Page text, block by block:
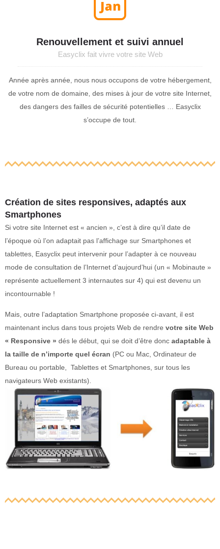
Renouvellement et suivi annuel
Easyclix fait vivre votre site Web
Année après année, nous nous occupons de votre hébergement,
de votre nom de domaine, des mises à jour de votre site Internet,
des dangers des failles de sécurité potentielles … Easyclix
s’occupe de tout.
Création de sites responsives, adaptés aux
Smartphones
Si votre site Internet est « ancien », c’est à dire qu’il date de
l’époque où l’on adaptait pas l’affichage sur Smartphones et
tablettes, Easyclix peut intervenir pour l’adapter à ce nouveau
mode de consultation de l’Internet d’aujourd’hui (un « Mobinaute »
représente actuellement 3 internautes sur 4) qui est devenu un
incontournable !
Mais, outre l’adaptation Smartphone proposée ci-avant, il est
maintenant inclus dans tous projets Web de rendre votre site Web
« Responsive » dés le début, qui se doit d’être donc adaptable à
la taille de n’importe quel écran (PC ou Mac, Ordinateur de
Bureau ou portable, Tablettes et Smartphones, sur tous les
navigateurs Web existants).